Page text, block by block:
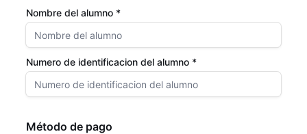
Nombre del alumno *
Numero de identificacion del alumno *
Método de pago